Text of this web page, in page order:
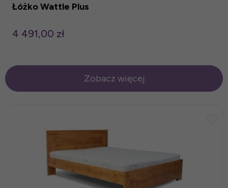
Łóżko Wattle Plus
4 491,00 zł
Zobacz więcej